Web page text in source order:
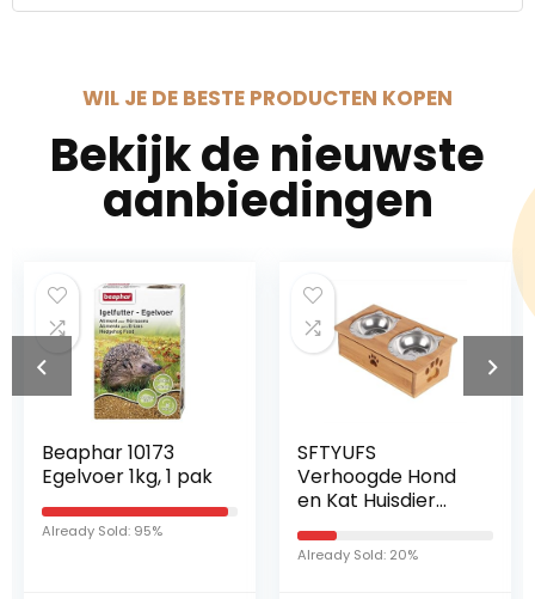
WIL JE DE BESTE PRODUCTEN KOPEN
Bekijk de nieuwste
aanbiedingen
1 pak
SFTYUFS
Verhoogde Hond
en Kat Huisdier
Feeder
210 g
Already Sold: 84%